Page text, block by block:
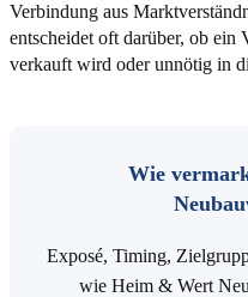
Verbindung aus
entscheidet oft darüber, ob ein
verkauft wird oder unnötig in
Wie
Exposé, Timing,
wie Heim & Wert